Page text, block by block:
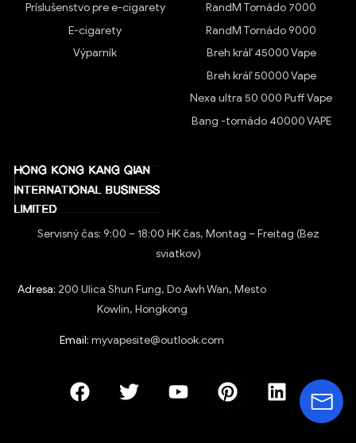
Príslušenstvo pre e-cigarety
E-cigarety
Výparník
RandM Tornádo 7000
RandM Tornádo 9000
Breh kráľ 45000 Vape
Breh kráľ 50000 Vape
Nexa ultra 50 000 Puff Vape
Bang -tornádo 40000 VAPE
Servisný čas: 9:00 – 18:00 HK čas, Montag – Freitag (Bez
sviatkov)
Adresa: 200 Ulica Shun Fung, Do Awh Wan, Mesto
Kowlin, Hongkong
Email: myvapesite@outlook.com